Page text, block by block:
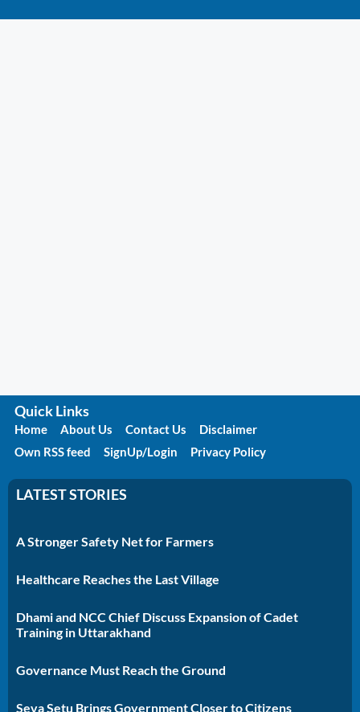
Quick Links
Home About Us Contact Us
Disclaimer
Own RSS feed
SignUp/Login Privacy Policy
LATEST STORIES
A Stronger Safety Net for Farmers
Healthcare Reaches the Last Village
Dhami and NCC Chief Discuss Expansion of Cadet
Training in Uttarakhand
Governance Must Reach the Ground
Seva Setu Brings Government Closer to Citizens